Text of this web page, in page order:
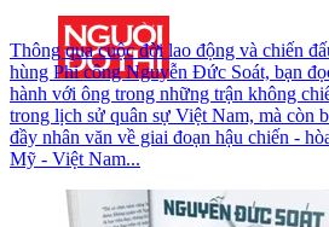
Thông qua cuộc đời lao động và chiến
hùng Phi công Nguyễn Đức Soát, bạn
hành với ông trong những trận không
trong lịch sử quân sự Việt Nam, mà còn
đầy nhân văn về giai đoạn hậu chiến -
Mỹ - Việt Nam...